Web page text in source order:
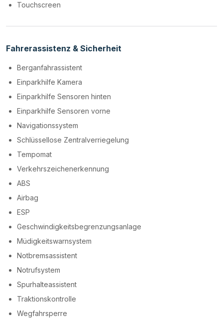
Touchscreen
Fahrerassistenz & Sicherheit
Berganfahrassistent
Einparkhilfe Kamera
Einparkhilfe Sensoren hinten
Einparkhilfe Sensoren vorne
Navigationssystem
Schlüssellose Zentralverriegelung
Tempomat
Verkehrszeichenerkennung
ABS
Airbag
ESP
Geschwindigkeitsbegrenzungsanlage
Müdigkeitswarnsystem
Notbremsassistent
Notrufsystem
Spurhalteassistent
Traktionskontrolle
Wegfahrsperre